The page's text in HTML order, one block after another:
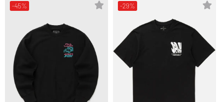
-45% -29%